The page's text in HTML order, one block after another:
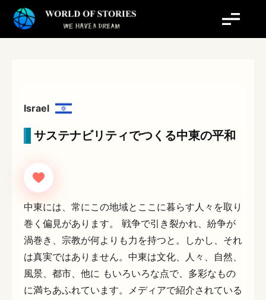
Israel
サステナビリティでつくる中東の平和
中東には、常にこの地域とここに暮らす人々を取り
巻く偏見があります。 戦争で引き裂かれ、紛争が
渦巻き、宗教が何よりも力を持つと。しかし、それ
は真実ではありません。中東は文化、人々、自然、
風景、都市、他に もいろいろな点で、多彩なもの
に満ちあふれています。メディアで紹介されている